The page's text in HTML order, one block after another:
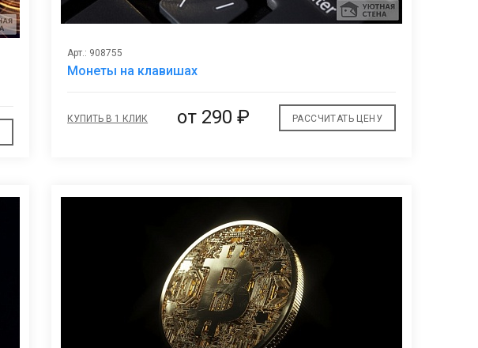
Арт.: 908755
Монеты на клавишах
КУПИТЬ В 1 КЛИК от 290 ₽ РАССЧИТАТЬ ЦЕНУ